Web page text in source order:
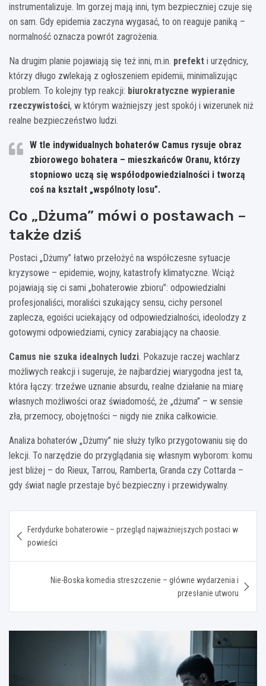
instrumentalizuje. Im gorzej mają inni, tym bezpieczniej czuje się
on sam. Gdy epidemia zaczyna wygasać, to on reaguje paniką –
normalność oznacza powrót zagrożenia.
Na drugim planie pojawiają się też inni, m.in. prefekt i urzędnicy,
którzy długo zwlekają z ogłoszeniem epidemii, minimalizując
problem. To kolejny typ reakcji: biurokratyczne wypieranie
rzeczywistości, w którym ważniejszy jest spokój i wizerunek niż
realne bezpieczeństwo ludzi.
W tle indywidualnych bohaterów Camus rysuje obraz
zbiorowego bohatera – mieszkańców Oranu, którzy
stopniowo uczą się współodpowiedzialności i tworzą
coś na kształt „wspólnoty losu”.
Co „Dżuma” mówi o postawach –
także dziś
Postaci „Dżumy” łatwo przełożyć na współczesne sytuacje
kryzysowe – epidemie, wojny, katastrofy klimatyczne. Wciąż
pojawiają się ci sami „bohaterowie zbioru”: odpowiedzialni
profesjonaliści, moraliści szukający sensu, cichy personel
zaplecza, egoiści uciekający od odpowiedzialności, ideolodzy z
gotowymi odpowiedziami, cynicy zarabiający na chaosie.
Camus nie szuka idealnych ludzi. Pokazuje raczej wachlarz
możliwych reakcji i sugeruje, że najbardziej wiarygodna jest ta,
która łączy: trzeźwe uznanie absurdu, realne działanie na miarę
własnych możliwości oraz świadomość, że „dżuma” – w sensie
zła, przemocy, obojętności – nigdy nie znika całkowicie.
Analiza bohaterów „Dżumy” nie służy tylko przygotowaniu się do
lekcji. To narzędzie do przyglądania się własnym wyborom: komu
jest bliżej – do Rieux, Tarrou, Ramberta, Granda czy Cottarda –
gdy świat nagle przestaje być bezpieczny i przewidywalny.
wpisu
Ferdydurke bohaterowie – przegląd najważniejszych postaci w
powieści
Nie-Boska komedia streszczenie – główne wydarzenia i
przesłanie utworu